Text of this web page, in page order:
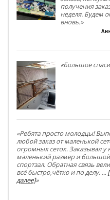
получения
неделя. Будем
вновь.»
«Большое
«Ребята просто молодцы!
любой заказ от маленькой
огромных сеток. Заказывал у
маленький размер и
спортзал. Обратная связь
всё быстро,чётко и по делу. ...
далее]»